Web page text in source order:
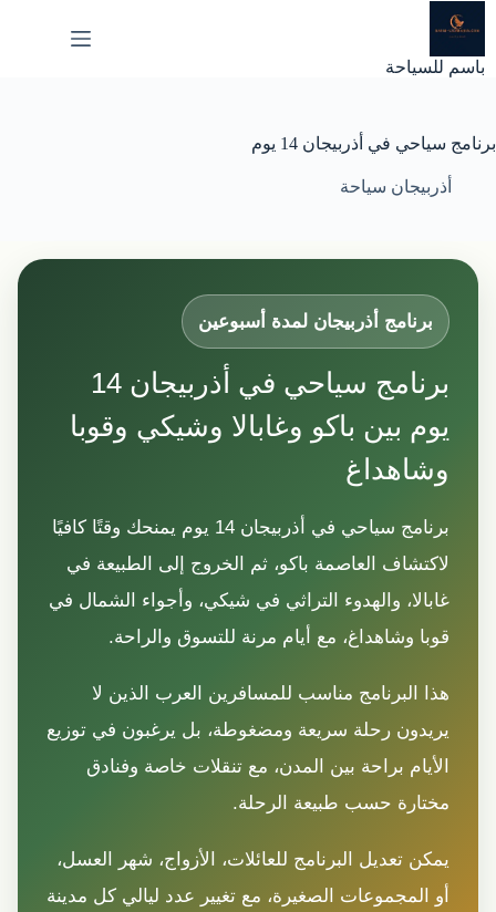
إلى
باسم للسياحة
برنامج سياحي في أذربيجان 14 يوم
أذربيجان سياحة
برنامج أذربيجان لمدة أسبوعين
برنامج سياحي في أذربيجان 14
يوم بين باكو وغابالا وشيكي وقوبا
وشاهداغ
برنامج سياحي في أذربيجان 14 يوم يمنحك وقتًا كافيًا
لاكتشاف العاصمة باكو، ثم الخروج إلى الطبيعة في
غابالا، والهدوء التراثي في شيكي، وأجواء الشمال في
قوبا وشاهداغ، مع أيام مرنة للتسوق والراحة.
هذا البرنامج مناسب للمسافرين العرب الذين لا
يريدون رحلة سريعة ومضغوطة، بل يرغبون في توزيع
الأيام براحة بين المدن، مع تنقلات خاصة وفنادق
مختارة حسب طبيعة الرحلة.
يمكن تعديل البرنامج للعائلات، الأزواج، شهر العسل،
أو المجموعات الصغيرة، مع تغيير عدد ليالي كل مدينة